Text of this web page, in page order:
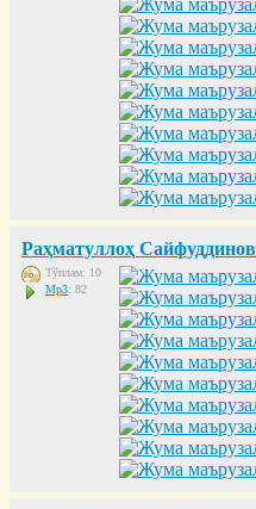
Раҳматуллоҳ Сайфуддинов
Тўплам: 10
Mp3: 82